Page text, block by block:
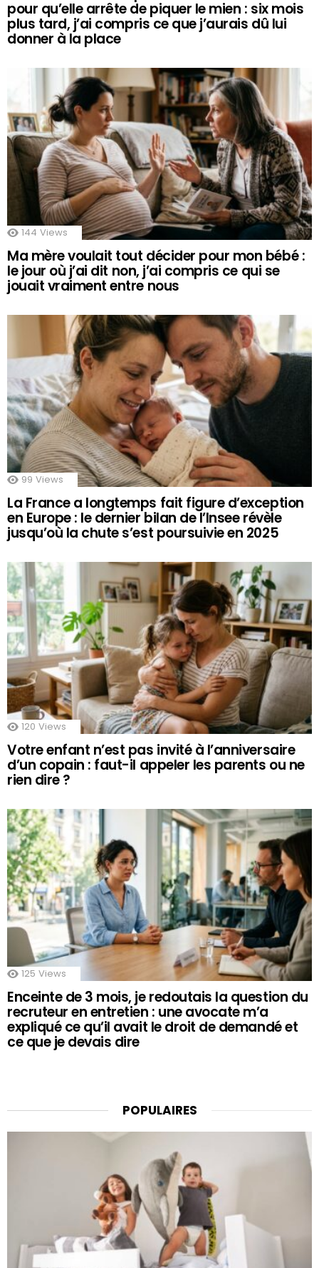
pour qu’elle arrête de piquer le mien : six mois
plus tard, j’ai compris ce que j’aurais dû lui
donner à la place
144 Views
Ma mère voulait tout décider pour mon bébé :
le jour où j’ai dit non, j’ai compris ce qui se
jouait vraiment entre nous
99 Views
La France a longtemps fait figure d’exception
en Europe : le dernier bilan de l’Insee révèle
jusqu’où la chute s’est poursuivie en 2025
120 Views
Votre enfant n’est pas invité à l’anniversaire
d’un copain : faut-il appeler les parents ou ne
rien dire ?
125 Views
Enceinte de 3 mois, je redoutais la question du
recruteur en entretien : une avocate m’a
expliqué ce qu’il avait le droit de demandé et
ce que je devais dire
POPULAIRES